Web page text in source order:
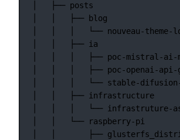
├── posts
├──
blog
└── nouveau-theme-
├──
ia
├── poc-mistral-ai-
├── poc-openai-api-
└── stable-difusion-
├──
infrastructure
└──
infrastruture-
└──
raspberry-pi
├──